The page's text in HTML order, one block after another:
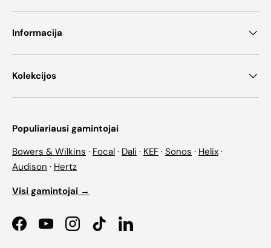
Informacija
Kolekcijos
Populiariausi gamintojai
Bowers & Wilkins · Focal · Dali · KEF · Sonos · Helix ·
Audison · Hertz
Visi gamintojai →
FacebookYouTubeInstagramTikTokLinkedIn